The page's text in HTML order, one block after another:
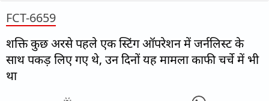
FCT-6659
शक्ति कुछ अरसे पहले एक स्टिंग ऑपरेशन में जर्नलिस्ट के
साथ पकड़ लिए गए थे, उन दिनों यह मामला काफी चर्चे में भी
था